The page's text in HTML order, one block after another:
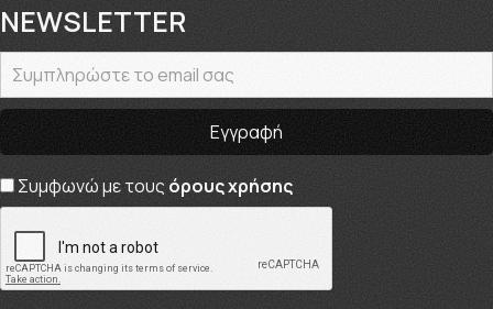
NEWSLETTER
Συμφωνώ με τουςόρους χρήσης